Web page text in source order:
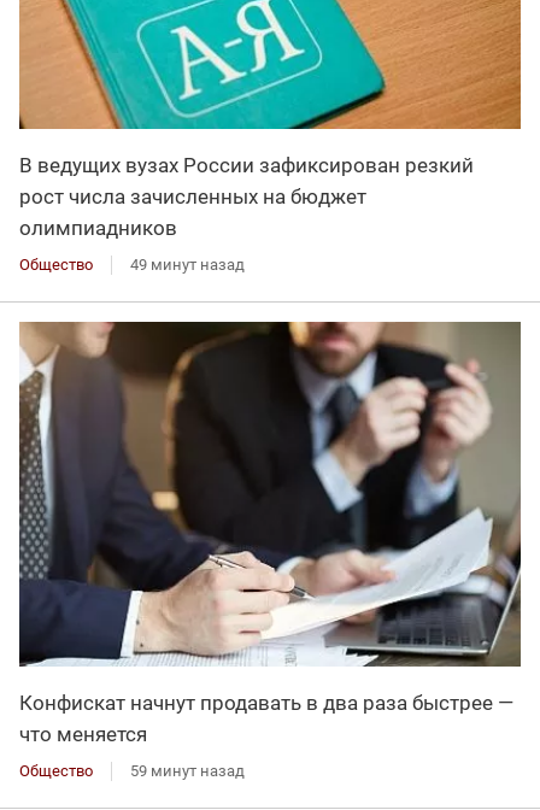
В ведущих вузах России зафиксирован резкий
рост числа зачисленных на бюджет
олимпиадников
Общество 49 минут назад
Конфискат начнут продавать в два раза быстрее —
что меняется
Общество 59 минут назад